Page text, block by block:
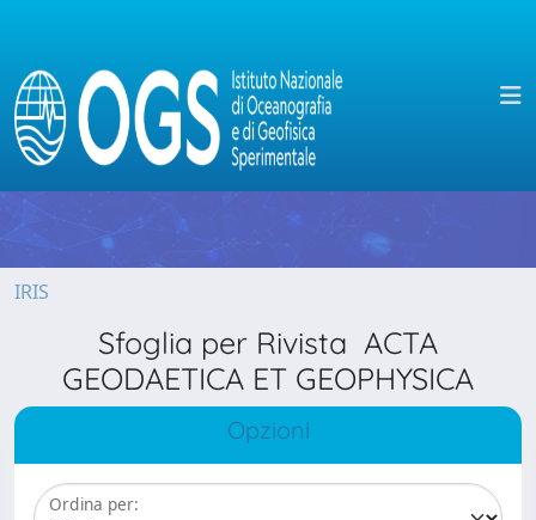
IRIS
Sfoglia per Rivista ACTA
GEODAETICA ET GEOPHYSICA
Opzioni
Ordina per: